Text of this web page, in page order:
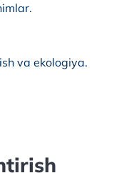
va ekologiya.